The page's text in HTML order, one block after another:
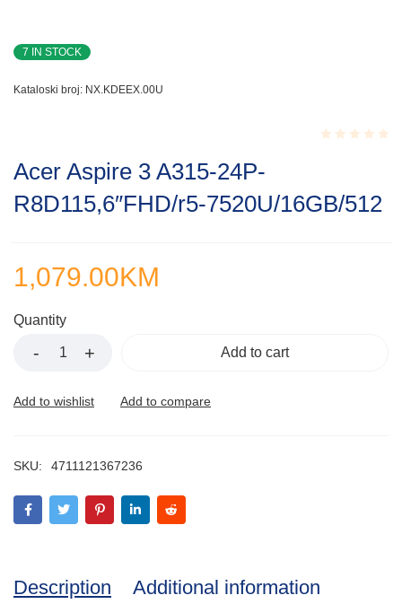
7 IN STOCK
Kataloski broj: NX.KDEEX.00U
of
5
Acer Aspire 3 A315-24P-
R8D115,6″FHD/r5-7520U/16GB/512
1,079.00KM
Quantity
Add to cart
SKU: 4711121367236
Description Additional information